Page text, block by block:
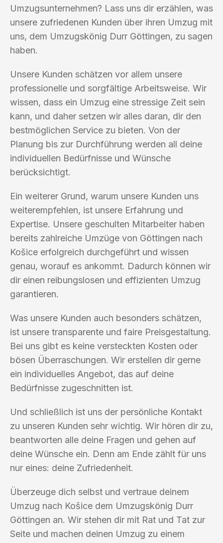
Umzugsunternehmen? Lass uns dir erzählen, was
unsere zufriedenen Kunden über ihren Umzug mit
uns, dem Umzugskönig Durr Göttingen, zu sagen
haben.
Unsere Kunden schätzen vor allem unsere
professionelle und sorgfältige Arbeitsweise. Wir
wissen, dass ein Umzug eine stressige Zeit sein
kann, und daher setzen wir alles daran, dir den
bestmöglichen Service zu bieten. Von der
Planung bis zur Durchführung werden all deine
individuellen Bedürfnisse und Wünsche
berücksichtigt.
Ein weiterer Grund, warum unsere Kunden uns
weiterempfehlen, ist unsere Erfahrung und
Expertise. Unsere geschulten Mitarbeiter haben
bereits zahlreiche Umzüge von Göttingen nach
Košice erfolgreich durchgeführt und wissen
genau, worauf es ankommt. Dadurch können wir
dir einen reibungslosen und effizienten Umzug
garantieren.
Was unsere Kunden auch besonders schätzen,
ist unsere transparente und faire Preisgestaltung.
Bei uns gibt es keine versteckten Kosten oder
bösen Überraschungen. Wir erstellen dir gerne
ein individuelles Angebot, das auf deine
Bedürfnisse zugeschnitten ist.
Und schließlich ist uns der persönliche Kontakt
zu unseren Kunden sehr wichtig. Wir hören dir zu,
beantworten alle deine Fragen und gehen auf
deine Wünsche ein. Denn am Ende zählt für uns
nur eines: deine Zufriedenheit.
Überzeuge dich selbst und vertraue deinem
Umzug nach Košice dem Umzugskönig Durr
Göttingen an. Wir stehen dir mit Rat und Tat zur
Seite und machen deinen Umzug zu einem